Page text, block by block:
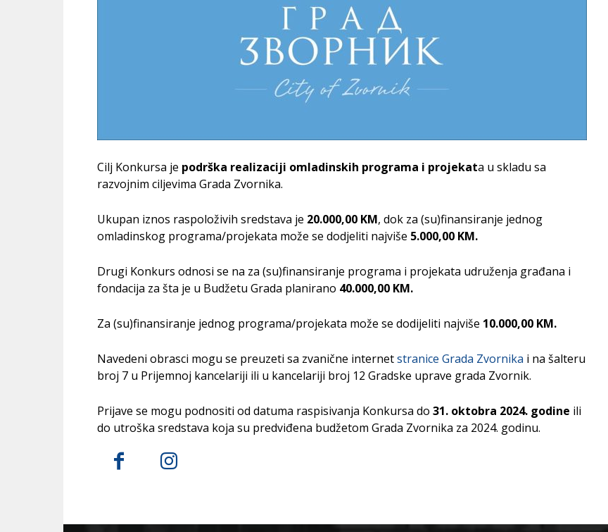
Cilj Konkursa je podrška realizaciji omladinskih programa i projekata u skladu sa
razvojnim ciljevima Grada Zvornika.
Ukupan iznos raspoloživih sredstava je 20.000,00 KM, dok za (su)finansiranje jednog
omladinskog programa/projekata može se dodjeliti najviše 5.000,00 KM.
Drugi Konkurs odnosi se na za (su)finansiranje programa i projekata udruženja građana i
fondacija za šta je u Budžetu Grada planirano 40.000,00 KM.
Za (su)finansiranje jednog programa/projekata može se dodijeliti najviše 10.000,00 KM.
Navedeni obrasci mogu se preuzeti sa zvanične internetstranice Grada Zvornika i na šalteru
broj 7 u Prijemnoj kancelariji ili u kancelariji broj 12 Gradske uprave grada Zvornik.
Prijave se mogu podnositi od datuma raspisivanja Konkursa do 31. oktobra 2024. godine ili
do utroška sredstava koja su predviđena budžetom Grada Zvornika za 2024. godinu.